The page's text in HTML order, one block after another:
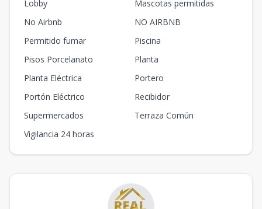
Lobby
Mascotas permitidas
No Airbnb
NO AIRBNB
Permitido fumar
Piscina
Pisos Porcelanato
Planta
Planta Eléctrica
Portero
Portón Eléctrico
Recibidor
Supermercados
Terraza Común
Vigilancia 24 horas